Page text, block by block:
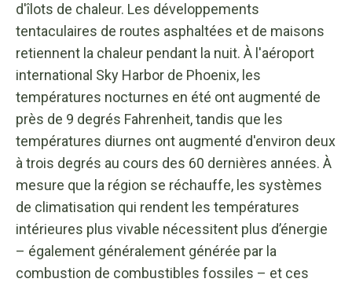
d'îlots de chaleur. Les développements
tentaculaires de routes asphaltées et de maisons
retiennent la chaleur pendant la nuit. À l'aéroport
international Sky Harbor de Phoenix, les
températures nocturnes en été ont augmenté de
près de 9 degrés Fahrenheit, tandis que les
températures diurnes ont augmenté d'environ deux
à trois degrés au cours des 60 dernières années. À
mesure que la région se réchauffe, les systèmes
de climatisation qui rendent les températures
intérieures plus vivable nécessitent plus d’énergie
– également généralement générée par la
combustion de combustibles fossiles – et ces